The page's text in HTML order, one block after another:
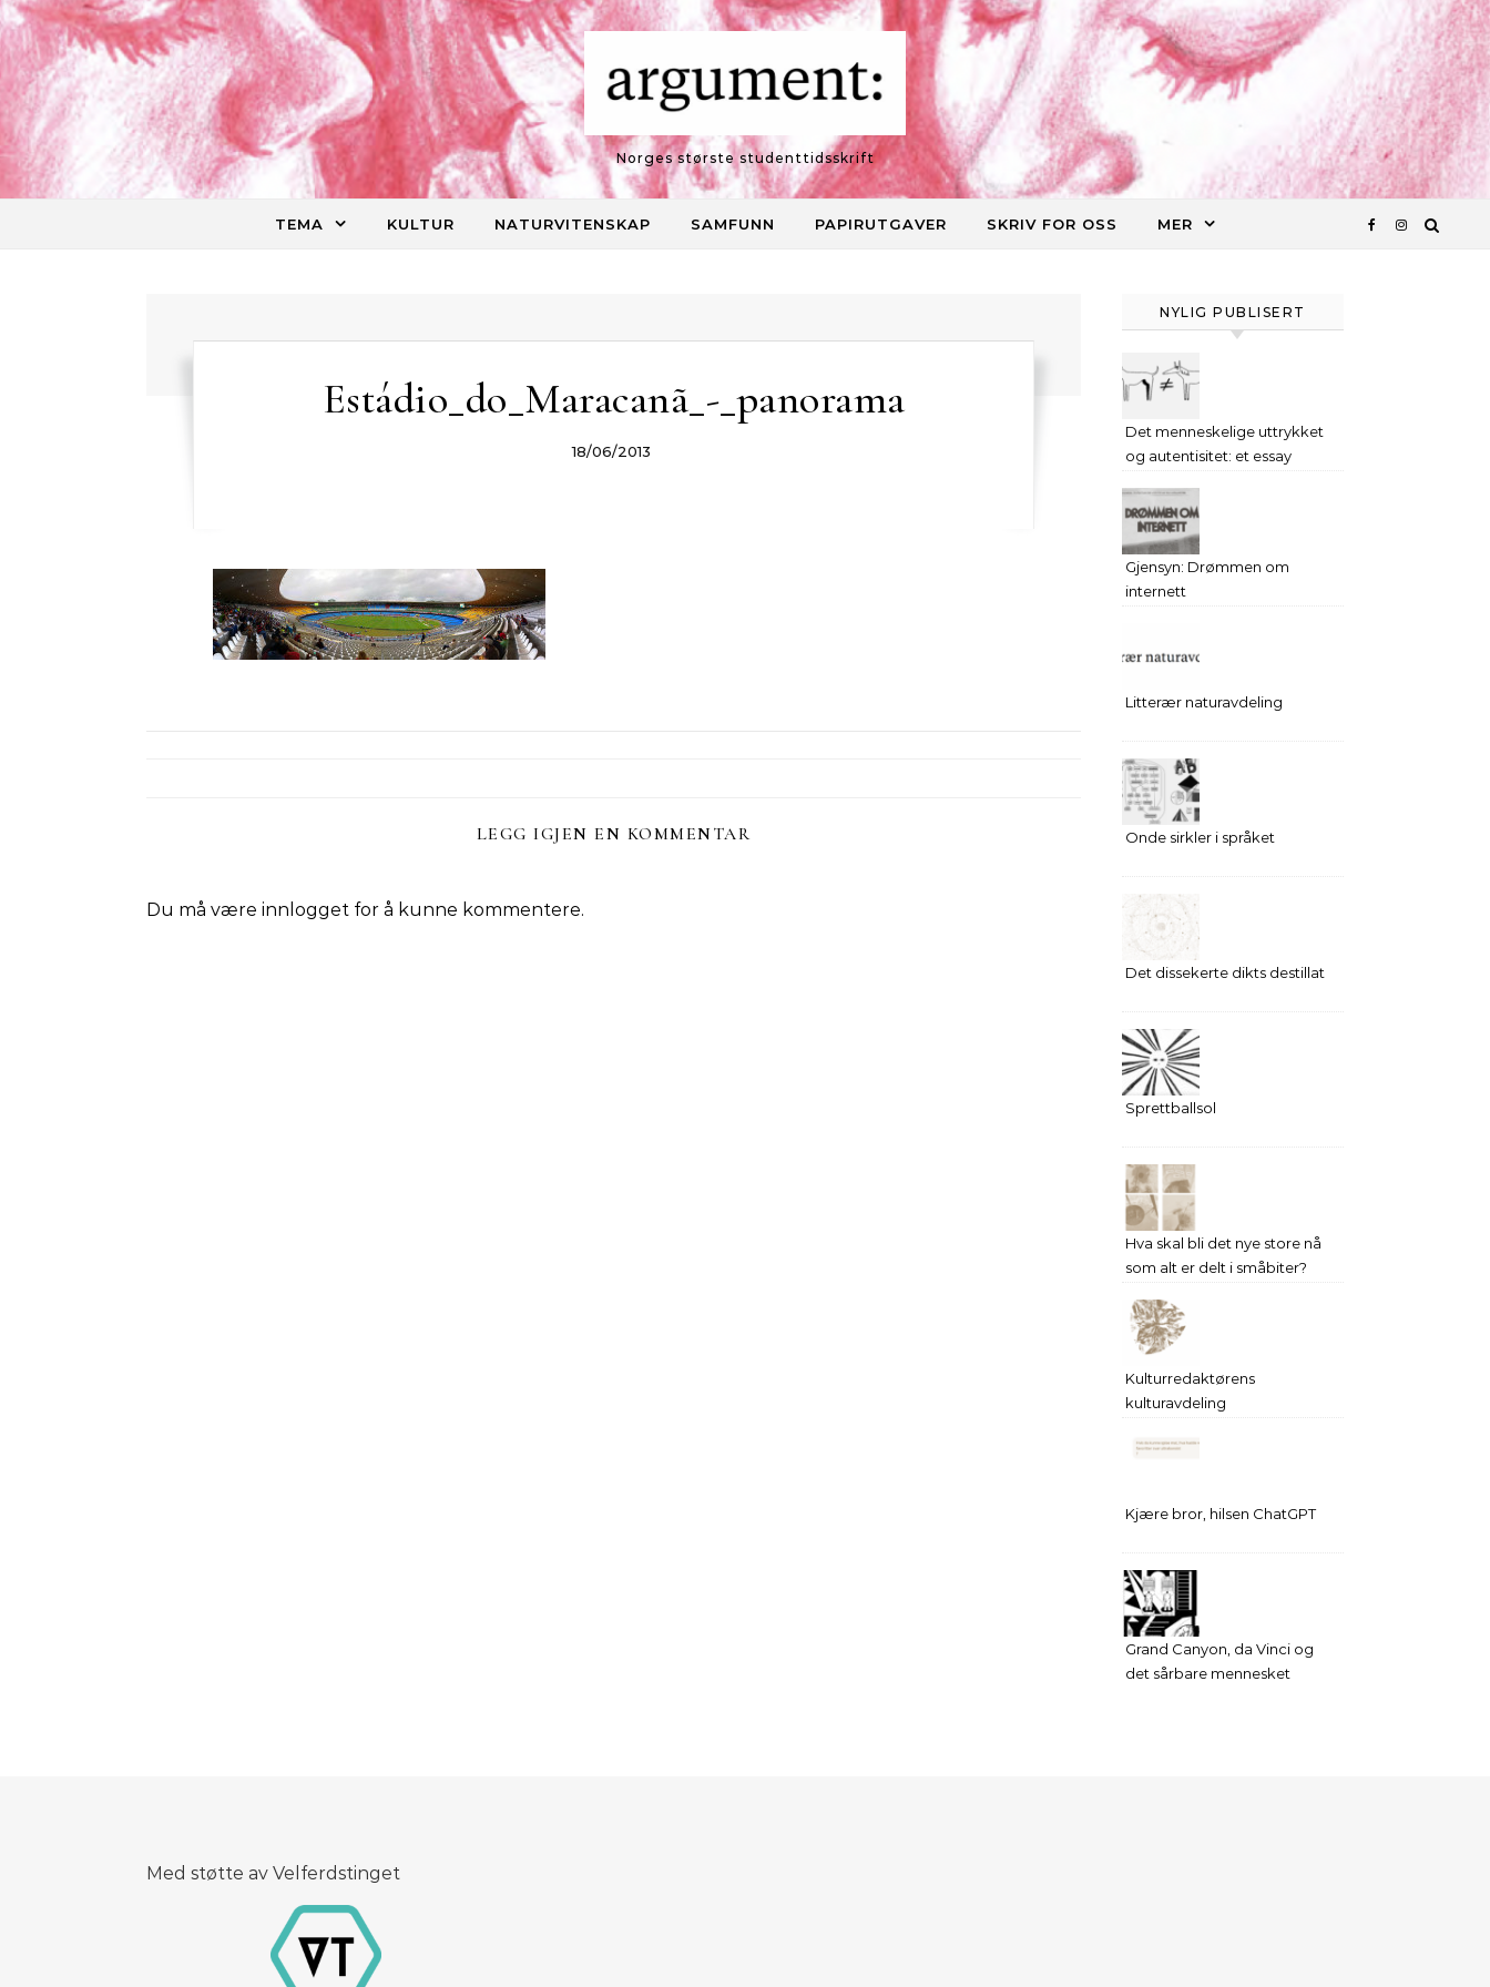
Skip to content
Norges største studenttidsskrift
TEMA KULTUR NATURVITENSKAP SAMFUNN PAPIRUTGAVER SKRIV FOR OSS MER
Estádio_do_Maracanã_-_panorama
18/06/2013
LEGG IGJEN EN KOMMENTAR
Du må være innlogget for å kunne kommentere.
NYLIG PUBLISERT
Det menneskelige uttrykket
og autentisitet: et essay
Gjensyn: Drømmen om
internett
Litterær naturavdeling
Onde sirkler i språket
Det dissekerte dikts destillat
Sprettballsol
Hva skal bli det nye store nå
som alt er delt i småbiter?
Kulturredaktørens
kulturavdeling
Kjære bror, hilsen ChatGPT
Grand Canyon, da Vinci og
det sårbare mennesket
Med støtte av Velferdstinget